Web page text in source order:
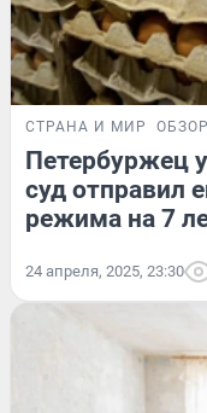
СТРАНА И МИР ОБЗОР
Петербуржец
суд отправил
режима на 7
24 апреля, 2025, 23:30